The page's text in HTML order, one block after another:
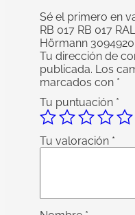
Sé el primero en
RB 017 RB 017
Hörmann
Tu dirección de
publicada. Los
marcados con *
Tu puntuación *
Tu valoración *